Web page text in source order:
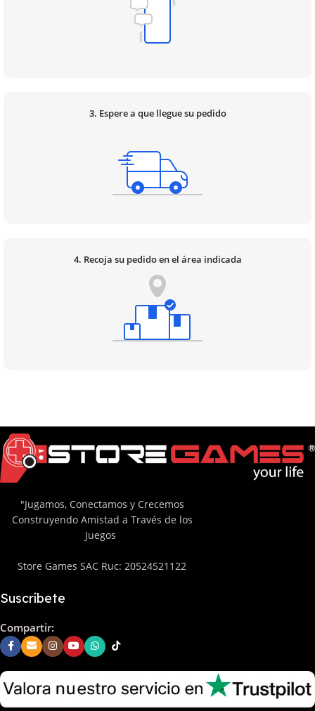
3. Espere a que llegue su pedido
4. Recoja su pedido en el área indicada
"Jugamos, Conectamos y Crecemos
Construyendo Amistad a Través de los
Juegos
Store Games SAC Ruc: 20524521122
Suscríbete
Compartir: